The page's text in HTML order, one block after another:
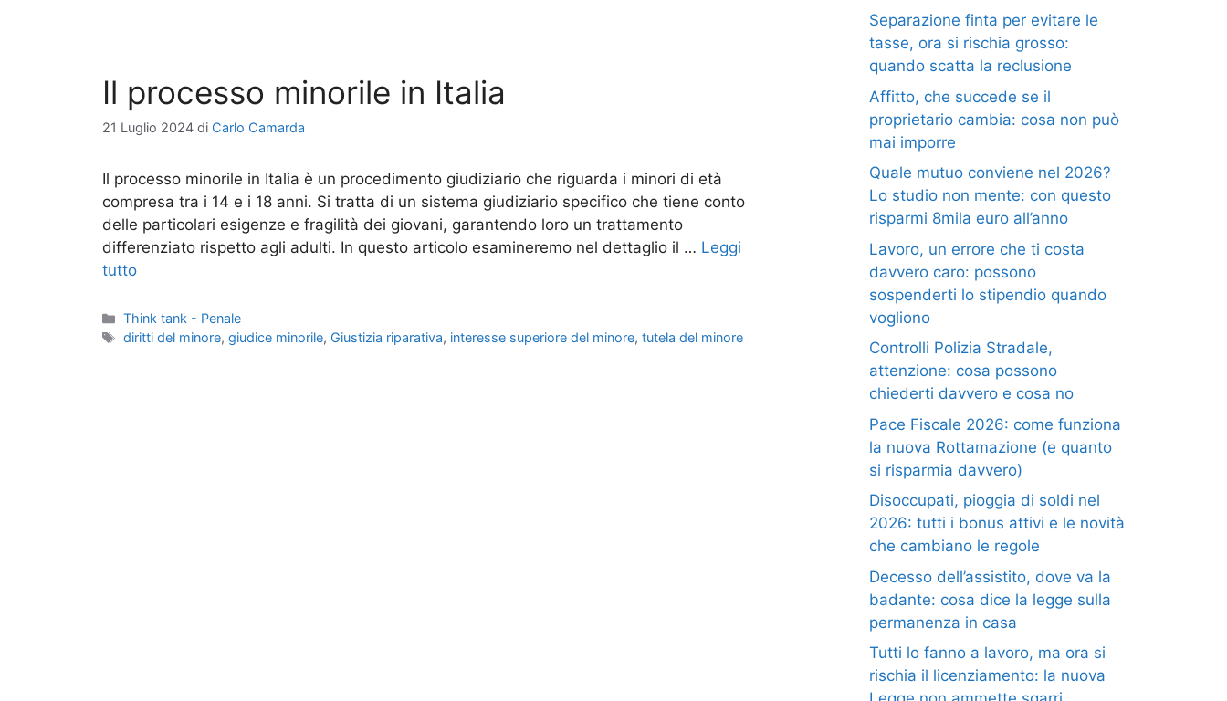
Il processo minorile in Italia
21 Luglio 2024 di Carlo Camarda
Il processo minorile in Italia è un procedimento giudiziario che riguarda i minori di età
compresa tra i 14 e i 18 anni. Si tratta di un sistema giudiziario specifico che tiene conto
delle particolari esigenze e fragilità dei giovani, garantendo loro un trattamento
differenziato rispetto agli adulti. In questo articolo esamineremo nel dettaglio il … Leggi
tutto
Categorie
Think tank - Penale
Tag
diritti del minore,giudice minorile, Giustizia riparativa, interesse superiore del minore,tutela del minore
Separazione finta per evitare le
tasse, ora si rischia grosso:
quando scatta la reclusione
Affitto, che succede se il
proprietario cambia: cosa non può
mai imporre
Quale mutuo conviene nel 2026?
Lo studio non mente: con questo
risparmi 8mila euro all’anno
Lavoro, un errore che ti costa
davvero caro: possono
sospenderti lo stipendio quando
vogliono
Controlli Polizia Stradale,
attenzione: cosa possono
chiederti davvero e cosa no
Pace Fiscale 2026: come funziona
la nuova Rottamazione (e quanto
si risparmia davvero)
Disoccupati, pioggia di soldi nel
2026: tutti i bonus attivi e le novità
che cambiano le regole
Decesso dell’assistito, dove va la
badante: cosa dice la legge sulla
permanenza in casa
Tutti lo fanno a lavoro, ma ora si
rischia il licenziamento: la nuova